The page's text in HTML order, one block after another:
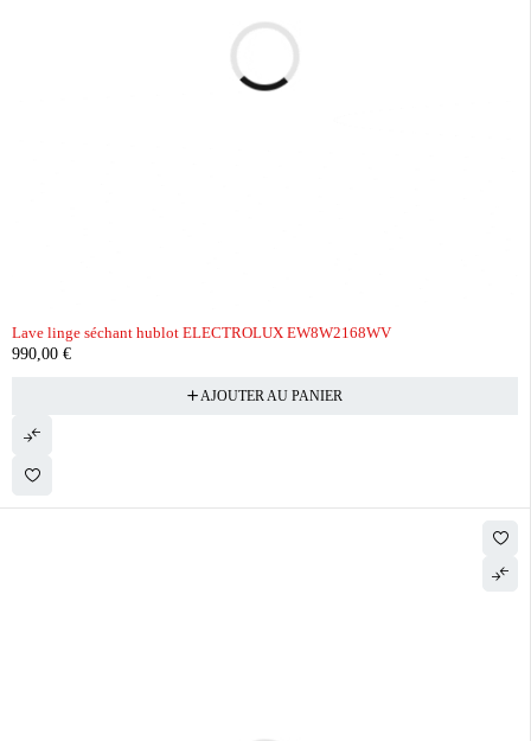
Lave linge séchant hublot ELECTROLUX EW8W2168WV
990,00 €
AJOUTER AU PANIER